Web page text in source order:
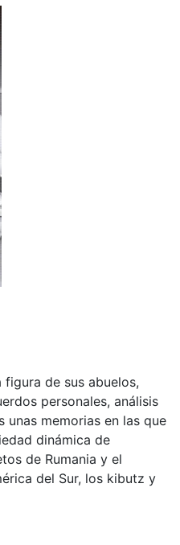
de sus abuelos,
personales, análisis
unas memorias en las que
dinámica de
de Rumania y el
del Sur, los kibutz y